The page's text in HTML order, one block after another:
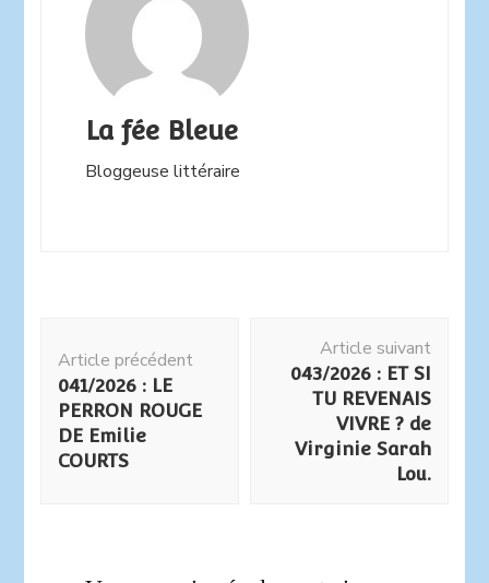
La fée Bleue
Bloggeuse littéraire
d'article
Article précédent
041/2026 : LE
PERRON ROUGE
DE Emilie
COURTS
Article suivant
043/2026 : ET SI
TU REVENAIS
VIVRE ? de
Virginie Sarah
Lou.